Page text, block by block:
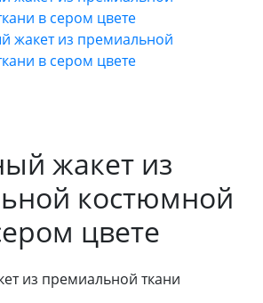
жакет из
костюмной
цвете
из премиальной ткани